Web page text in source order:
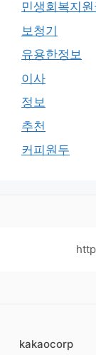
민생회복지원
보청기
유용한정보
이사
정보
추천
커피원두
kakaocorp